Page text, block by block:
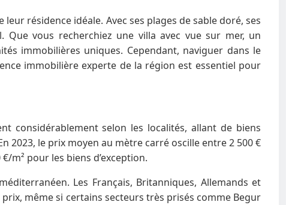
résidence idéale. Avec ses plages de sable doré, ses
vous recherchiez une villa avec vue sur mer, un
immobilières uniques. Cependant, naviguer dans le
immobilière experte de la région est essentiel pour
considérablement selon les localités, allant de biens
2023, le prix moyen au mètre carré oscille entre 2 500 €
m² pour les biens d’exception.
Les Français, Britanniques, Allemands et
même si certains secteurs très prisés comme Begur